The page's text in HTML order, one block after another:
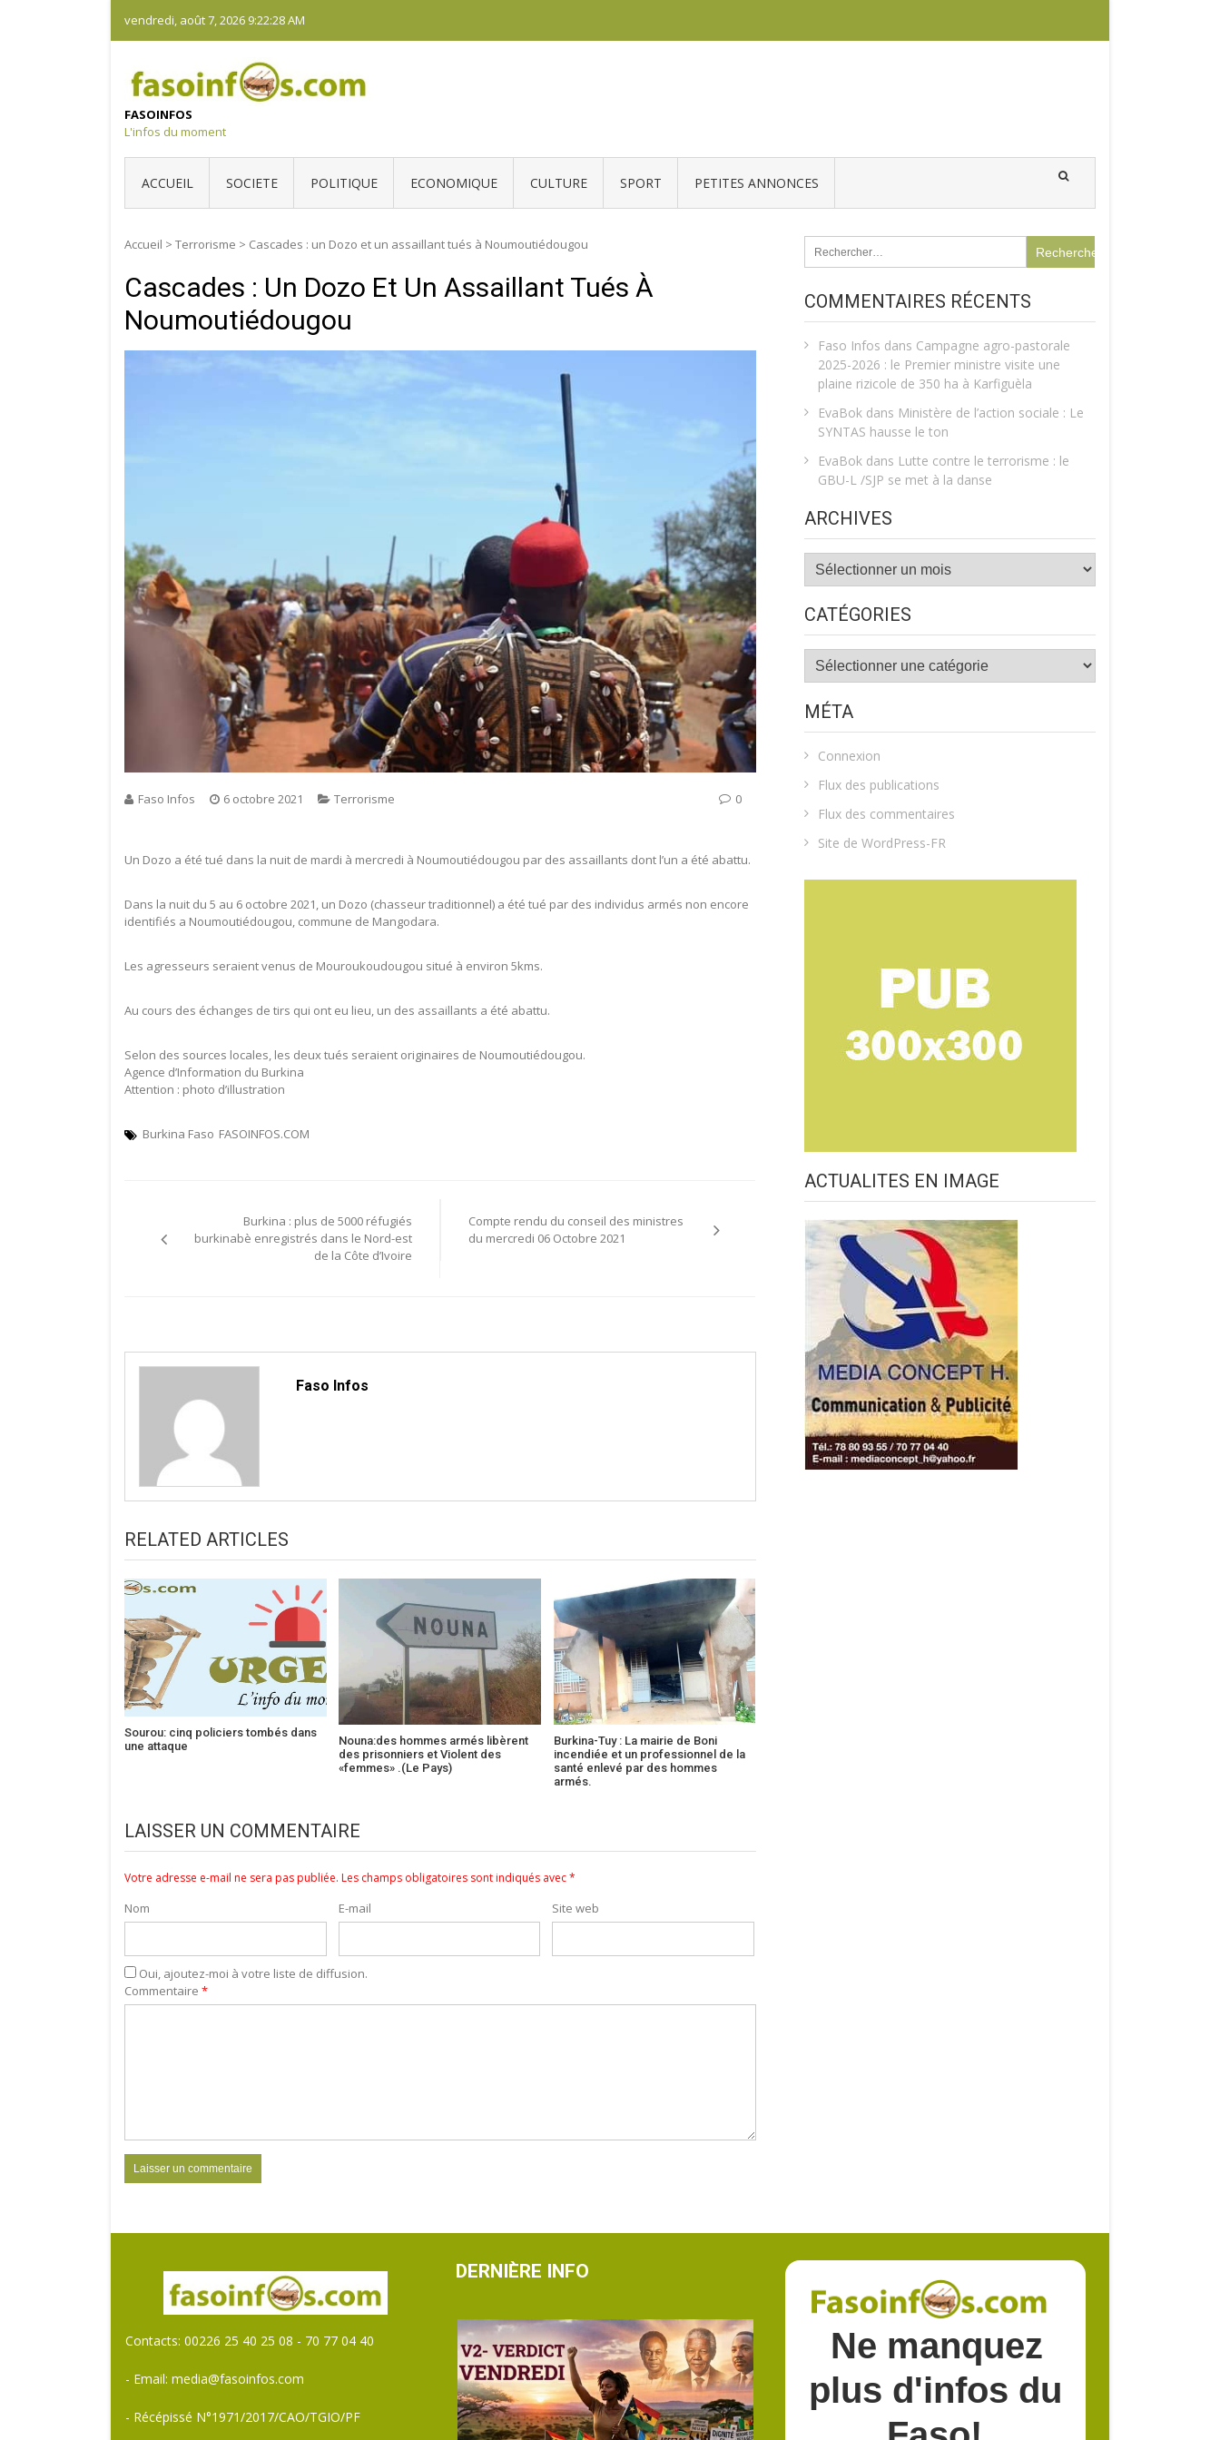
content
vendredi, août 7, 2026 9:22:29 AM
FASOINFOS
L'infos du moment
ACCUEIL SOCIETE POLITIQUE ECONOMIQUE CULTURE SPORT PETITES ANNONCES
Accueil > Terrorisme > Cascades : un Dozo et un assaillant tués à Noumoutiédougou
Cascades : Un Dozo Et Un Assaillant Tués À
Noumoutiédougou
Faso Infos 6 octobre 2021 Terrorisme 0
Un Dozo a été tué dans la nuit de mardi à mercredi à Noumoutiédougou par des assaillants dont l’un a été abattu.
Dans la nuit du 5 au 6 octobre 2021, un Dozo (chasseur traditionnel) a été tué par des individus armés non encore
identifiés a Noumoutiédougou, commune de Mangodara.
Les agresseurs seraient venus de Mouroukoudougou situé à environ 5kms.
Au cours des échanges de tirs qui ont eu lieu, un des assaillants a été abattu.
Selon des sources locales, les deux tués seraient originaires de Noumoutiédougou.
Agence d’Information du Burkina
Attention : photo d’illustration
Burkina Faso FASOINFOS.COM
de
Burkina : plus de 5000 réfugiés
burkinabè enregistrés dans le Nord-est
de la Côte d’Ivoire
Compte rendu du conseil des ministres
du mercredi 06 Octobre 2021
Faso Infos
RELATED ARTICLES
Sourou: cinq policiers tombés dans
une attaque
Nouna:des hommes armés libèrent
des prisonniers et Violent des
«femmes» .(Le Pays)
Burkina-Tuy : La mairie de Boni
incendiée et un professionnel de la
santé enlevé par des hommes
armés.
LAISSER UN COMMENTAIRE
Votre adresse e-mail ne sera pas publiée. Les champs obligatoires sont indiqués avec*
Nom E-mail Site web
Oui, ajoutez-moi à votre liste de diffusion.
Commentaire *
COMMENTAIRES RÉCENTS
Faso Infos dans Campagne agro-pastorale
2025-2026 : le Premier ministre visite une
plaine rizicole de 350 ha à Karfiguèla
EvaBok dans Ministère de l’action sociale : Le
SYNTAS hausse le ton
EvaBok dans Lutte contre le terrorisme : le
GBU-L /SJP se met à la danse
ARCHIVES
Archives
CATÉGORIES
Catégories
MÉTA
Connexion
Flux des publications
Flux des commentaires
Site de WordPress-FR
ACTUALITES EN IMAGE
Contacts: 00226 25 40 25 08 - 70 77 04 40
- Email: media@fasoinfos.com
- Récépissé N°1971/2017/CAO/TGIO/PF
DERNIÈRE INFO
Ne manquez
plus d'infos du